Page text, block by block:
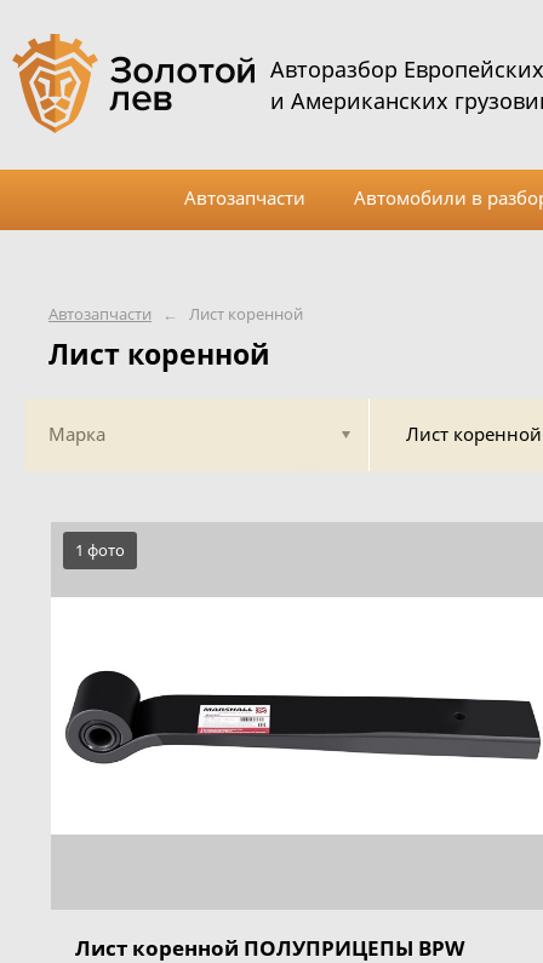
Автозапчасти ← Лист коренной
Лист коренной
Марка Лист коренной
1 фото
Лист коренной ПОЛУПРИЦЕПЫ BPW
Авторазбор Европейских
и Американских
Автозапчасти Автомобили в